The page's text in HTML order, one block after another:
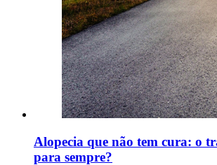
Alopecia que não tem cura: o
para sempre?